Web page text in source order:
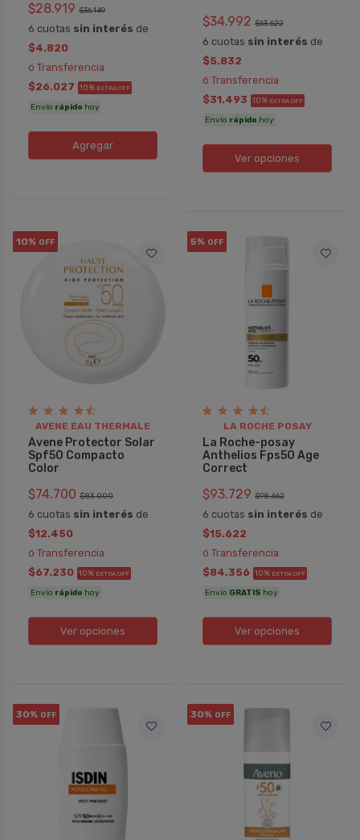
$28.919 $36.149
6 cuotas sin interés de
$4.820
ó Transferencia
$26.027 10% EXTRA OFF
Envío rápido hoy
Agregar
$34.992 $63.622
6 cuotas sin interés de
$5.832
ó Transferencia
$31.493 10% EXTRA OFF
Envío rápido hoy
Ver opciones
10% OFF
AVENE EAU THERMALE
Avene Protector Solar
Spf50 Compacto
Color
$74.700 $83.000
6 cuotas sin interés de
$12.450
ó Transferencia
$67.230 10% EXTRA OFF
Envío rápido hoy
Ver opciones
5% OFF
LA ROCHE POSAY
La Roche-posay
Anthelios Fps50 Age
Correct
$93.729 $98.662
6 cuotas sin interés de
$15.622
ó Transferencia
$84.356 10% EXTRA OFF
Envío GRATIS hoy
Ver opciones
30% OFF 30% OFF